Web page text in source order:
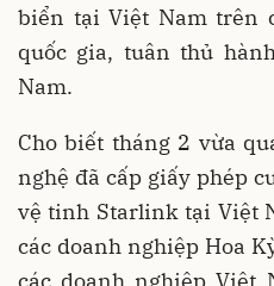
biển tại Việt Nam trên
quốc gia, tuân thủ
Nam.
Cho biết tháng 2 vừa
nghệ đã cấp giấy phép
vệ tinh Starlink tại Việt
các doanh nghiệp Hoa